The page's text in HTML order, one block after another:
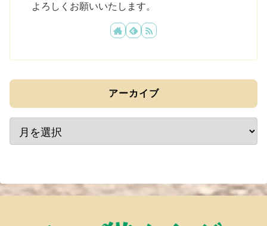
よろしくお願いいたします。
アーカイブ